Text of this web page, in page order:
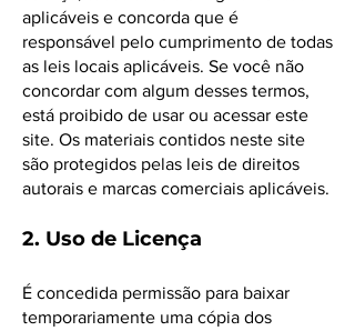
aplicáveis ​​e concorda que é
responsável pelo cumprimento de todas
as leis locais aplicáveis. Se você não
concordar com algum desses termos,
está proibido de usar ou acessar este
site. Os materiais contidos neste site
são protegidos pelas leis de direitos
autorais e marcas comerciais aplicáveis.
2. Uso de Licença
É concedida permissão para baixar
temporariamente uma cópia dos